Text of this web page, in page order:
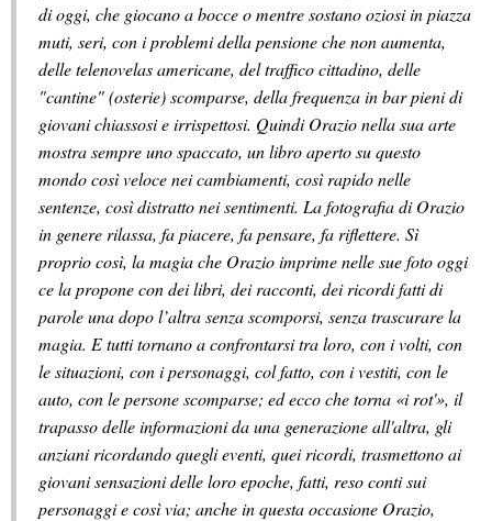
di oggi, che giocano a bocce o mentre sostano oziosi in piazza
muti, seri, con i problemi della pensione che non aumenta,
delle telenovelas americane, del traffico cittadino, delle
"cantine" (osterie) scomparse, della frequenza in bar pieni di
giovani chiassosi e irrispettosi. Quindi Orazio nella sua arte
mostra sempre uno spaccato, un libro aperto su questo
mondo così veloce nei cambiamenti, così rapido nelle
sentenze, così distratto nei sentimenti. La fotografia di Orazio
in genere rilassa, fa piacere, fa pensare, fa riflettere. Sì
proprio così, la magia che Orazio imprime nelle sue foto oggi
ce la propone con dei libri, dei racconti, dei ricordi fatti di
parole una dopo l’altra senza scomporsi, senza trascurare la
magia. E tutti tornano a confrontarsi tra loro, con i volti, con
le situazioni, con i personaggi, col fatto, con i vestiti, con le
auto, con le persone scomparse; ed ecco che torna «i rot'», il
trapasso delle informazioni da una generazione all'altra, gli
anziani ricordando quegli eventi, quei ricordi, trasmettono ai
giovani sensazioni delle loro epoche, fatti, reso conti sui
personaggi e così via; anche in questa occasione Orazio,